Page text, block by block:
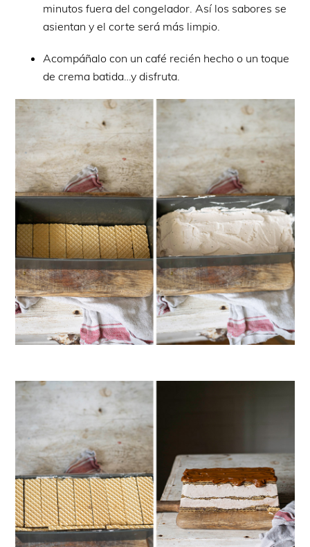
minutos fuera del congelador. Así los sabores se
asientan y el corte será más limpio.
Acompáñalo con un café recién hecho o un toque
de crema batida…y disfruta.